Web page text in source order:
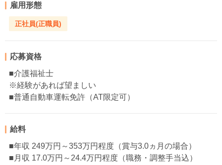
雇用形態
正社員(正職員)
応募資格
■介護福祉士
※経験があれば望ましい
■普通自動車運転免許（AT限定可）
給料
■年収 249万円～353万円程度（賞与3.0ヵ月の場合）
■月収 17.0万円～24.4万円程度（職務・調整手当込）